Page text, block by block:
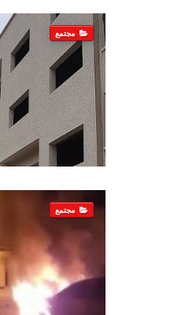
مجتمع
مجتمع